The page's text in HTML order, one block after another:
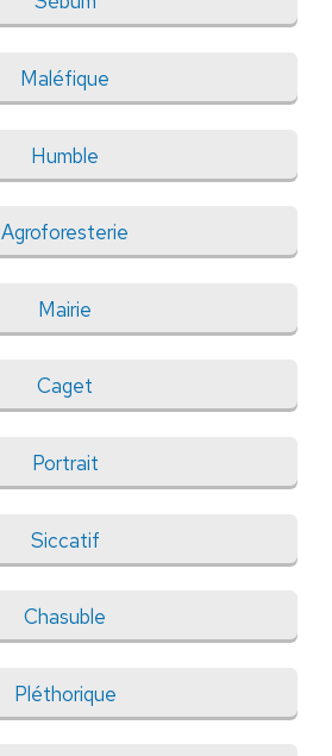
Maléfique
Humble
Agroforesterie
Mairie
Caget
Portrait
Siccatif
Chasuble
Pléthorique